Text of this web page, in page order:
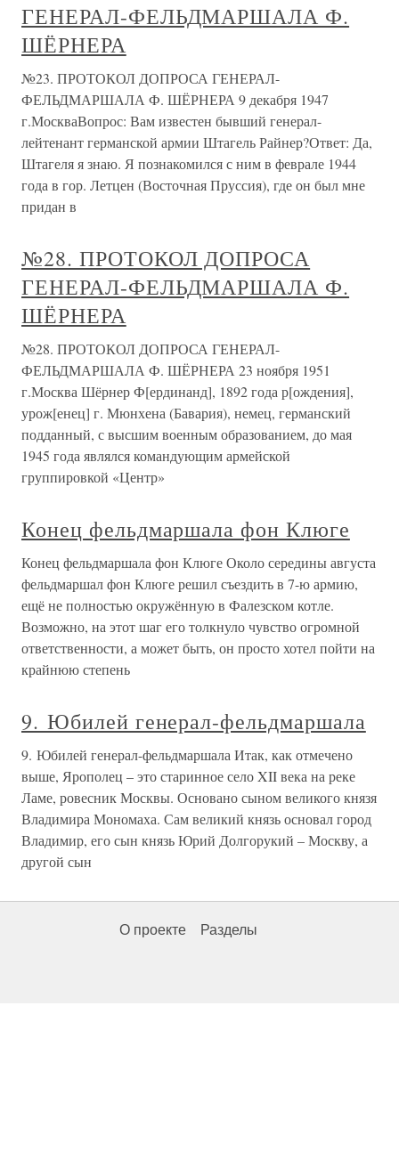
ГЕНЕРАЛ-ФЕЛЬДМАРШАЛА Ф.
ШЁРНЕРА
№23. ПРОТОКОЛ ДОПРОСА ГЕНЕРАЛ-
ФЕЛЬДМАРШАЛА Ф. ШЁРНЕРА 9 декабря 1947
г.МоскваВопрос: Вам известен бывший генерал-
лейтенант германской армии Штагель Райнер?Ответ: Да,
Штагеля я знаю. Я познакомился с ним в феврале 1944
года в гор. Летцен (Восточная Пруссия), где он был мне
придан в
№28. ПРОТОКОЛ ДОПРОСА
ГЕНЕРАЛ-ФЕЛЬДМАРШАЛА Ф.
ШЁРНЕРА
№28. ПРОТОКОЛ ДОПРОСА ГЕНЕРАЛ-
ФЕЛЬДМАРШАЛА Ф. ШЁРНЕРА 23 ноября 1951
г.Москва Шёрнер Ф[ердинанд], 1892 года р[ождения],
урож[енец] г. Мюнхена (Бавария), немец, германский
подданный, с высшим военным образованием, до мая
1945 года являлся командующим армейской
группировкой «Центр»
Конец фельдмаршала фон Клюге
Конец фельдмаршала фон Клюге Около середины августа
фельдмаршал фон Клюге решил съездить в 7-ю армию,
ещё не полностью окружённую в Фалезском котле.
Возможно, на этот шаг его толкнуло чувство огромной
ответственности, а может быть, он просто хотел пойти на
крайнюю степень
9. Юбилей генерал-фельдмаршала
9. Юбилей генерал-фельдмаршала Итак, как отмечено
выше, Ярополец – это старинное село XII века на реке
Ламе, ровесник Москвы. Основано сыном великого князя
Владимира Мономаха. Сам великий князь основал город
Владимир, его сын князь Юрий Долгорукий – Москву, а
другой сын
О проекте Разделы